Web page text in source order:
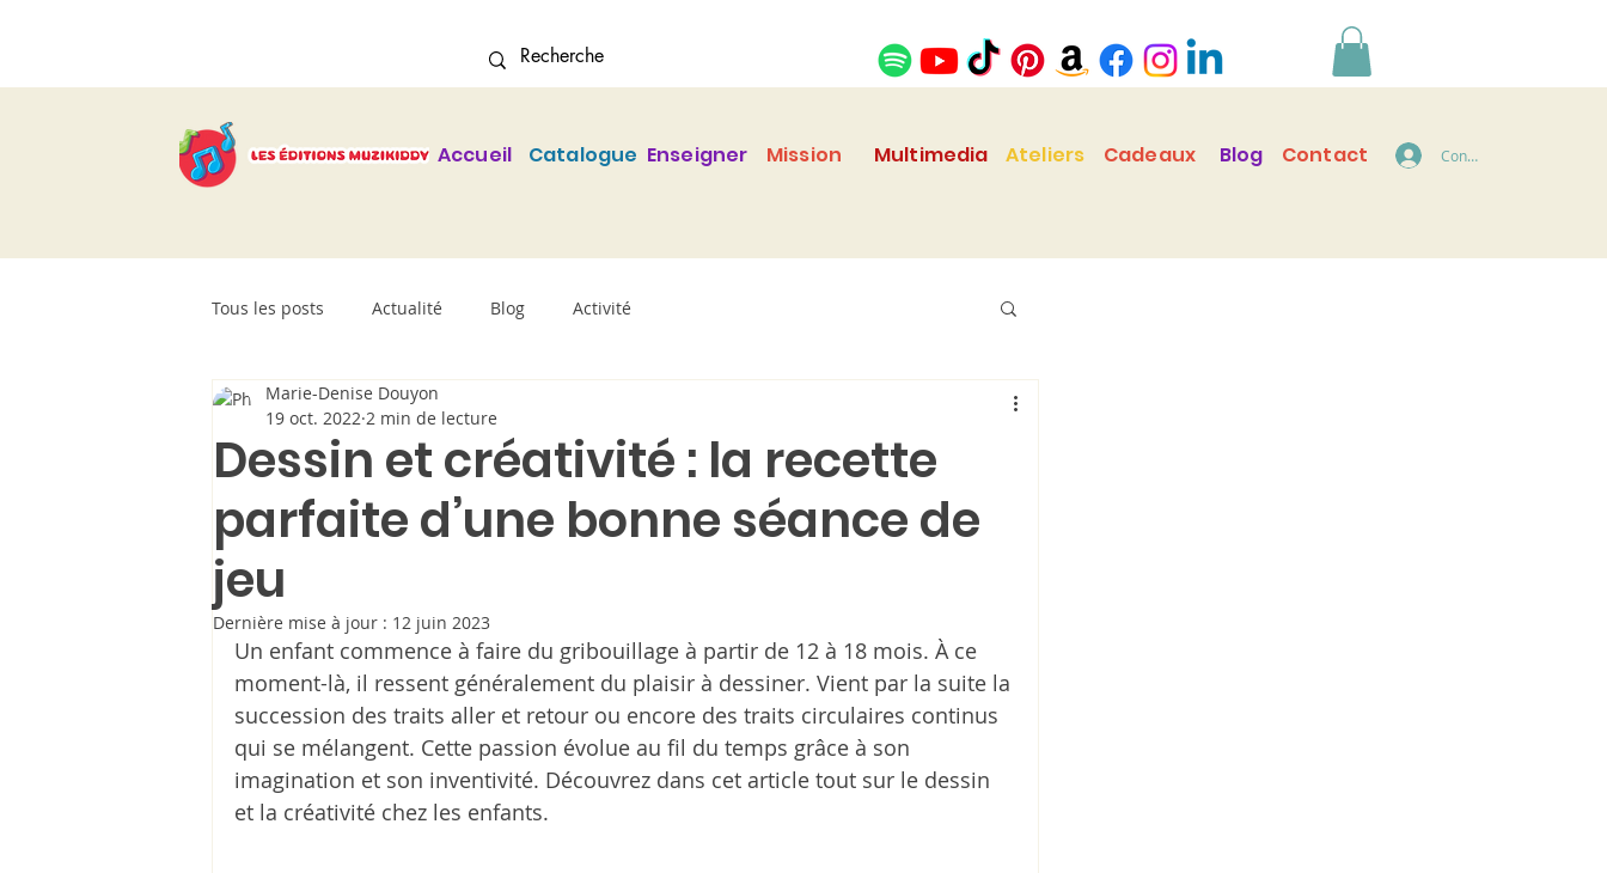
Accueil Catalogue Enseigner Mission Multimedia Ateliers Cadeaux Blog Contact Connecter
Tous les posts Actualité Blog Activité
Dessin et créativité : la recette
parfaite d’une bonne séance de
jeu
Marie-Denise Douyon
19 oct. 2022 2 min de lecture
Dernière mise à jour : 12 juin 2023
Un enfant commence à faire du gribouillage à partir de 12 à 18 mois. À ce
moment-là, il ressent généralement du plaisir à dessiner. Vient par la suite la
succession des traits aller et retour ou encore des traits circulaires continus
qui se mélangent. Cette passion évolue au fil du temps grâce à son
imagination et son inventivité. Découvrez dans cet article tout sur le dessin
et la créativité chez les enfants.